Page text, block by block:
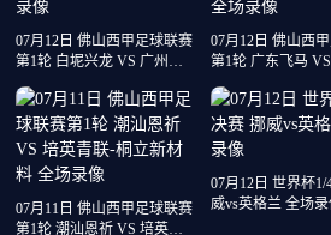
07月12日 佛山西甲足球联赛
第1轮 白坭兴龙 VS 广州越
07月12日 佛山西
第1轮 广东飞马
07月11日 佛山西甲足球联赛
第1轮 潮汕恩祈 VS 培英青
07月12日 世界杯1/
威vs英格兰 全场录